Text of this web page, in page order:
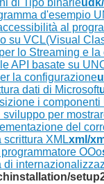
di Tipo binarie
d'esempio
al
su VCL(Visual
lo Streaming e
API basate su
la configurazione
dati di Microsoft
i
sviluppo per
del
scrittura XMLxml/
OOo
di
installation/